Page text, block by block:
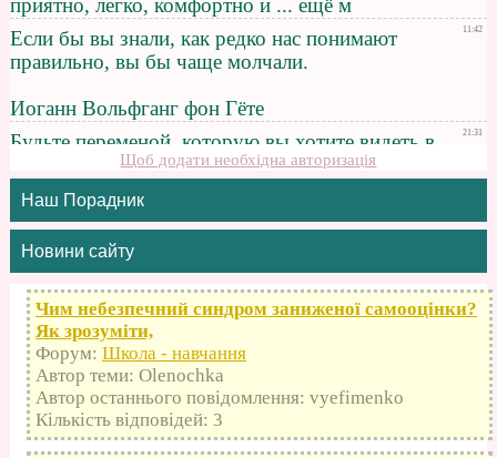
Щоб додати необхідна авторизація
Наш Порадник
Новини сайту
Чим небезпечний синдром заниженої самооцінки?
Як зрозуміти,
Форум: Школа - навчання
Автор теми: Olenochka
Автор останнього повідомлення: vyefimenko
Кількість відповідей: 3